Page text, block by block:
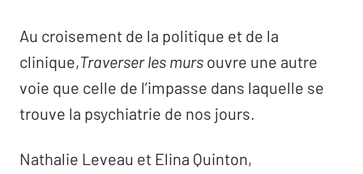
Chai a été responsable de service en hôpital
psychiatrique durant de très nombreuses
années. L’ouvrage est conçu sous forme
d’interviews menées par deux psychologues.
Au croisement de la politique et de la
clinique,Traverser les murs ouvre une autre
voie que celle de l’impasse dans laquelle se
trouve la psychiatrie de nos jours.
Nathalie Leveau et Elina Quinton,